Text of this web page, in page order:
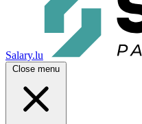
Salary.lu
Close menu